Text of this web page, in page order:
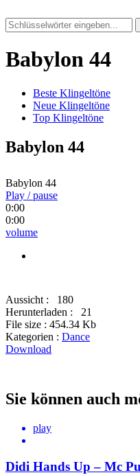
Babylon 44
Beste Klingeltöne
Neue Klingeltöne
Top Klingeltöne
Babylon 44
Babylon 44
Play / pause
0:00
0:00
volume
Aussicht :
180
Herunterladen :
21
File size : 454.34 Kb
Kategorien : Dance
Download
Sie können auch
play
Didi Hands Up – Mc